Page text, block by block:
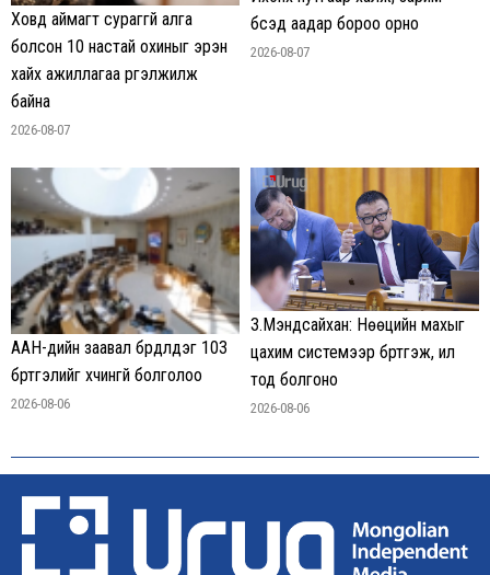
Ховд аймагт сураггүй алга
болсон 10 настай охиныг эрэн
хайх ажиллагаа үргэлжилж
байна
2026-08-07
бүсэд аадар бороо орно
2026-08-07
ААН-үүдийн заавал бүрдүүлдэг 103
бүртгэлийг хүчингүй болголоо
2026-08-06
З.Мэндсайхан: Нөөцийн махыг
цахим системээр бүртгэж, ил
тод болгоно
2026-08-06